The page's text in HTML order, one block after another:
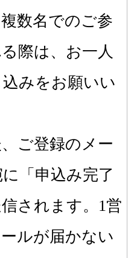
数名でのご参
際は、お一人
みをお願いい
ご登録のメー
「申込み完了
されます。1営
ルが届かない